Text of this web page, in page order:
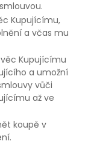
Kupujícímu,
a včas mu
Kupujícímu
a umožní
vůči
až ve
koupě v